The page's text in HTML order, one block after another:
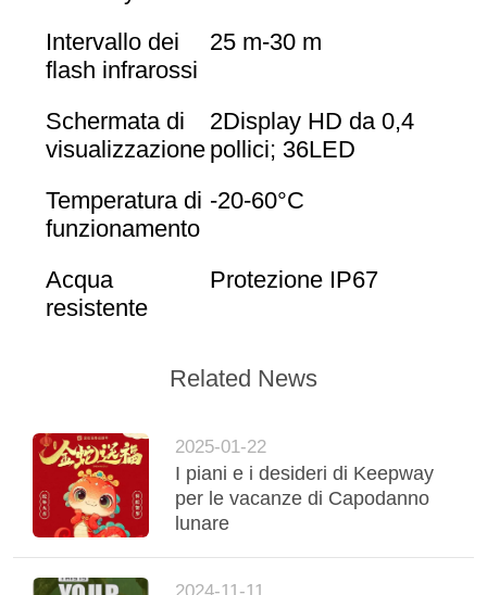
Intervallo dei
flash infrarossi
25 m-30 m
Schermata di
visualizzazione
2Display HD da 0,4
pollici; 36LED
Temperatura di
funzionamento
-20-60°C
Acqua
resistente
Protezione IP67
Related News
2025-01-22
I piani e i desideri di Keepway
per le vacanze di Capodanno
lunare